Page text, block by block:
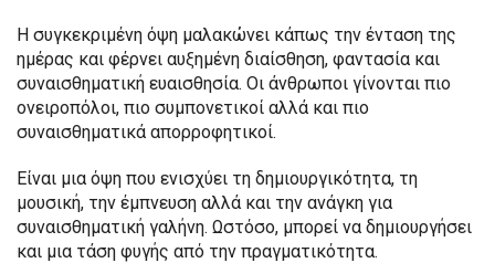
Η συγκεκριμένη όψη μαλακώνει κάπως την ένταση της
ημέρας και φέρνει αυξημένη διαίσθηση, φαντασία και
συναισθηματική ευαισθησία. Οι άνθρωποι γίνονται πιο
ονειροπόλοι, πιο συμπονετικοί αλλά και πιο
συναισθηματικά απορροφητικοί.
Είναι μια όψη που ενισχύει τη δημιουργικότητα, τη
μουσική, την έμπνευση αλλά και την ανάγκη για
συναισθηματική γαλήνη. Ωστόσο, μπορεί να δημιουργήσει
και μια τάση φυγής από την πραγματικότητα.